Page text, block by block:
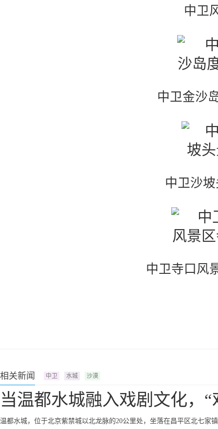
中卫
中卫金沙
中卫沙
中卫寺口风
相关新闻 中卫 水城 沙漠
当温都水城融入戏剧文化，“
温都水城，位于北京紫禁城以北龙脉的20公里处，坐落在昌平区北七家